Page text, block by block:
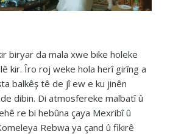
biryar da mala xwe bike holeke
kir. Îro roj weke hola herî girîng a
balkêş tê de jî ew e ku jinên
dibin. Di atmosfereke malbatî û
re bi hebûna çaya Mexribî û
Rebwa ya çand û fikirê